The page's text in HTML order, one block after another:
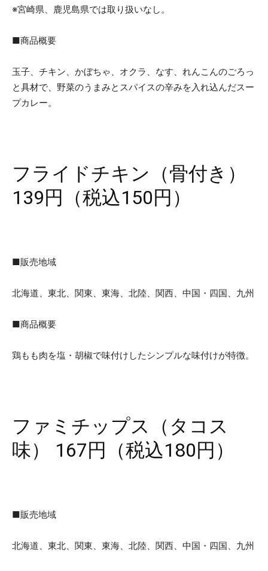
※宮崎県、鹿児島県では取り扱いなし。
■商品概要
玉子、チキン、かぼちゃ、オクラ、なす、れんこんのごろっ
と具材で、野菜のうまみとスパイスの辛みを入れ込んだスー
プカレー。
フライドチキン（骨付き）
139円（税込150円）
■販売地域
北海道、東北、関東、東海、北陸、関西、中国・四国、九州
■商品概要
鶏もも肉を塩・胡椒で味付けしたシンプルな味付けが特徴。
ファミチップス（タコス
味） 167円（税込180円）
■販売地域
北海道、東北、関東、東海、北陸、関西、中国・四国、九州